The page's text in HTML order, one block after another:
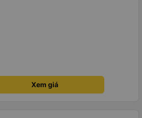
Xem giá